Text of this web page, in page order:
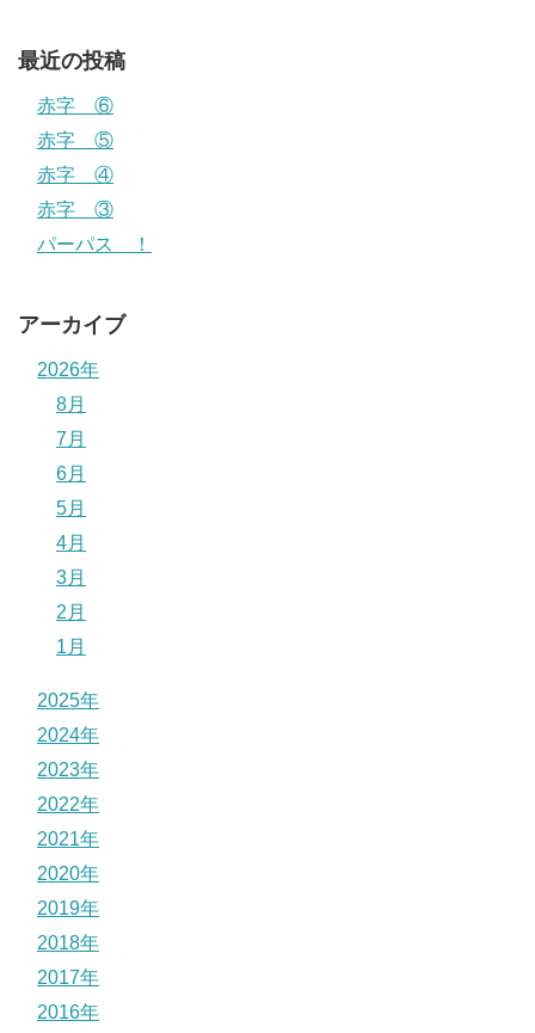
最近の投稿
赤字 ⑥
赤字 ⑤
赤字 ④
赤字 ③
パーパス ！
アーカイブ
2026年
8月
7月
6月
5月
4月
3月
2月
1月
2025年
2024年
2023年
2022年
2021年
2020年
2019年
2018年
2017年
2016年